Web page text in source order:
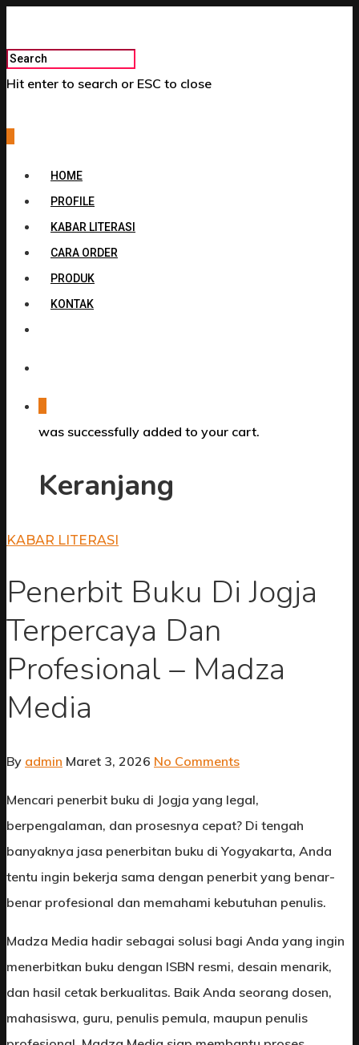
Hit enter to search or ESC to close
HOME
PROFILE
KABAR LITERASI
CARA ORDER
PRODUK
KONTAK
was successfully added to your cart.
Keranjang
KABAR LITERASI
Penerbit Buku Di Jogja
Terpercaya Dan
Profesional – Madza
Media
By admin Maret 3, 2026 No Comments
Mencari penerbit buku di Jogja yang legal,
berpengalaman, dan prosesnya cepat? Di tengah
banyaknya jasa penerbitan buku di Yogyakarta, Anda
tentu ingin bekerja sama dengan penerbit yang benar-
benar profesional dan memahami kebutuhan penulis.
Madza Media hadir sebagai solusi bagi Anda yang ingin
menerbitkan buku dengan ISBN resmi, desain menarik,
dan hasil cetak berkualitas. Baik Anda seorang dosen,
mahasiswa, guru, penulis pemula, maupun penulis